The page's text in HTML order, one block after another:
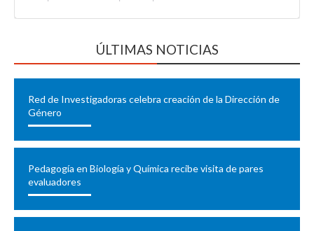
ÚLTIMAS NOTICIAS
Red de Investigadoras celebra creación de la Dirección de
Género
Pedagogía en Biología y Química recibe visita de pares
evaluadores